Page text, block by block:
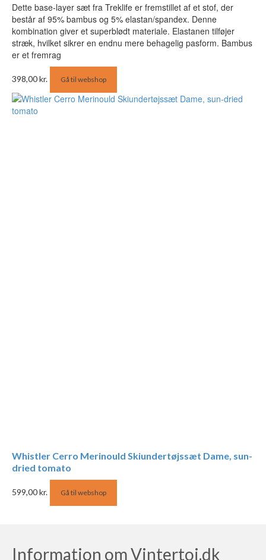
Dette base-layer sæt fra Treklife er fremstillet af et stof, der
består af 95% bambus og 5% elastan/spandex. Denne
kombination giver et superblødt materiale. Elastanen tilføjer
stræk, hvilket sikrer en endnu mere behagelig pasform. Bambus
er et fremrag
398,00kr. Gå til webshop
Whistler Cerro Merinould Skiundertøjssæt Dame, sun-
dried tomato
599,00kr. Gå til webshop
Information om Vintertoj.dk